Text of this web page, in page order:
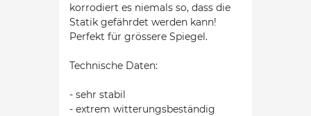
korrodiert es niemals so, dass die
Statik gefährdet werden kann!
Perfekt für grössere Spiegel.
Technische Daten:
- sehr stabil
- extrem witterungsbeständig